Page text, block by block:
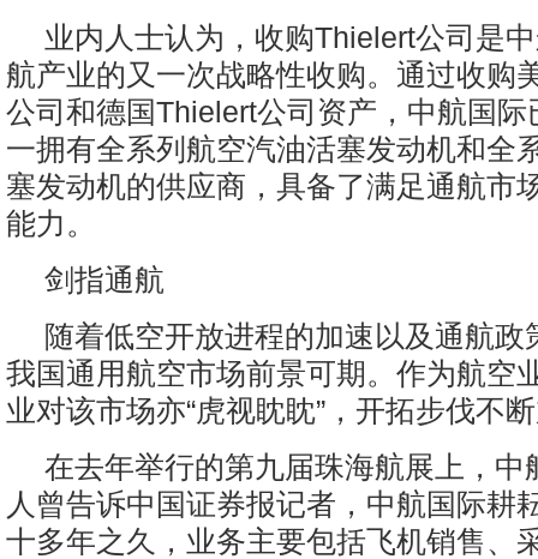
业内人士认为，收购Thielert公司是
航产业的又一次战略性收购。通过收购
公司和德国Thielert公司资产，中航国际
一拥有全系列航空汽油活塞发动机和全
塞发动机的供应商，具备了满足通航市
能力。
剑指通航
随着低空开放进程的加速以及通航政
我国通用航空市场前景可期。作为航空
业对该市场亦“虎视眈眈”，开拓步伐不
在去年举行的第九届珠海航展上，中
人曾告诉中国证券报记者，中航国际耕
十多年之久，业务主要包括飞机销售、